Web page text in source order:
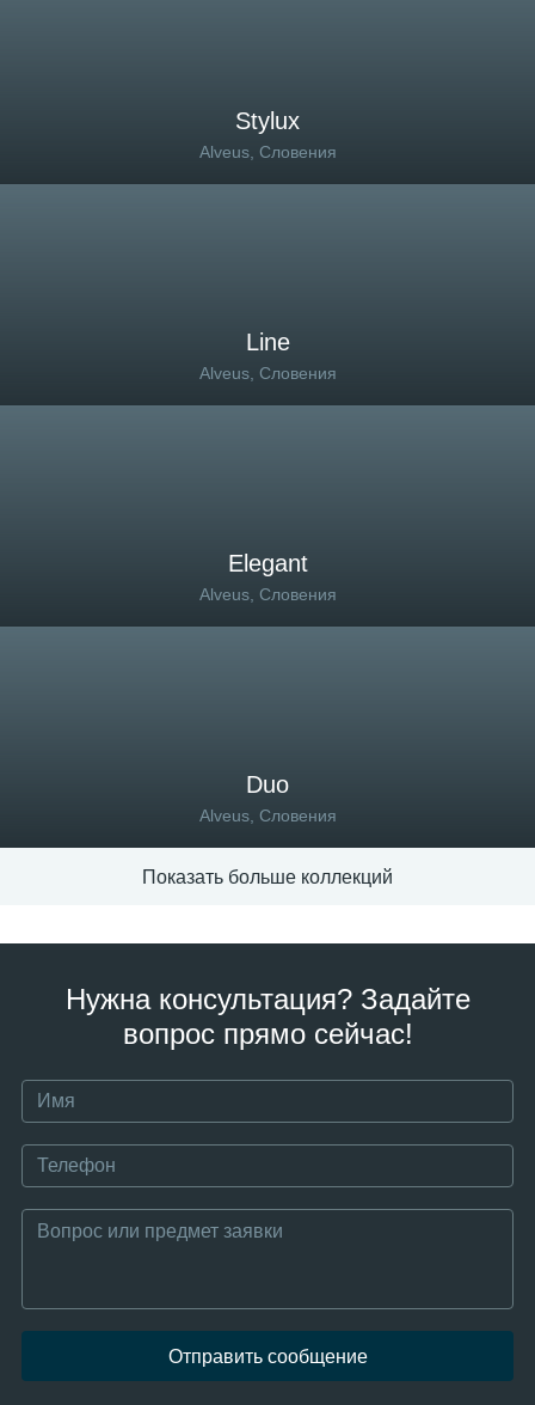
Stylux
Alveus, Словения
Line
Alveus, Словения
Elegant
Alveus, Словения
Duo
Alveus, Словения
Показать больше коллекций
Нужна консультация? Задайте
вопрос прямо сейчас!
Отправить сообщение